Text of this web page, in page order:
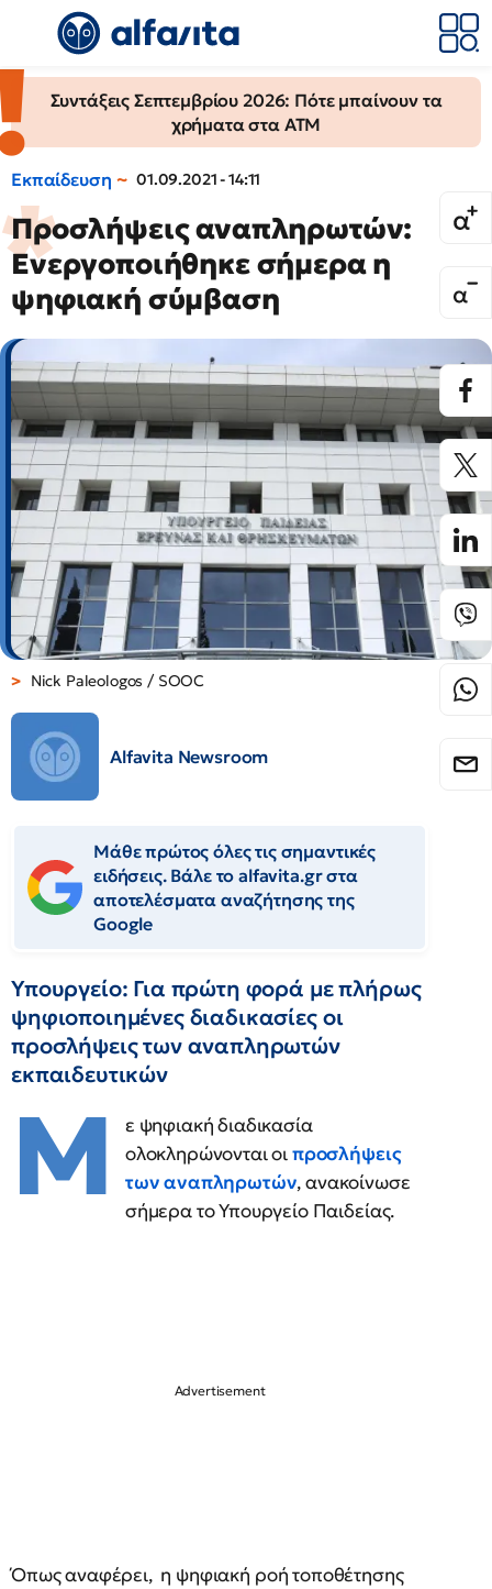
Συντάξεις Σεπτεμβρίου 2026: Πότε μπαίνουν τα
χρήματα στα ΑΤΜ
Εκπαίδευση 01.09.2021 - 14:11
Προσλήψεις αναπληρωτών:
Ενεργοποιήθηκε σήμερα η
ψηφιακή σύμβαση
Nick Paleologos / SOOC
Alfavita Newsroom
Μάθε πρώτος όλες τις σημαντικές
ειδήσεις. Βάλε το alfavita.gr στα
αποτελέσματα αναζήτησης της
Google
Υπουργείο: Για πρώτη φορά με πλήρως
ψηφιοποιημένες διαδικασίες οι
προσλήψεις των αναπληρωτών
εκπαιδευτικών
Μ
ε ψηφιακή διαδικασία
ολοκληρώνονται οιπροσλήψεις
των αναπληρωτών, ανακοίνωσε
σήμερα το Υπουργείο Παιδείας.
Όπως αναφέρει, η ψηφιακή ροή τοποθέτησης